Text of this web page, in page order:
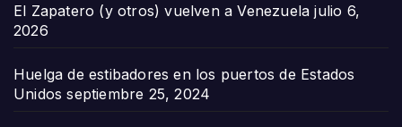
El Zapatero (y otros) vuelven a Venezuela julio 6,
2026
Huelga de estibadores en los puertos de Estados
Unidos septiembre 25, 2024